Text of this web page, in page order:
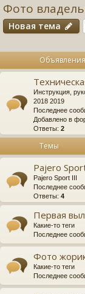
и
Фото
Новая тема
Объявления
Инструкция,
2018 2019
Последнее
Добавлено в
Ответы: 2
Темы
Pajero
Pajero Sport III
Последнее
Ответы: 4
Первая
Какие-то теги
Последнее
Фото
Какие-то теги
Последнее